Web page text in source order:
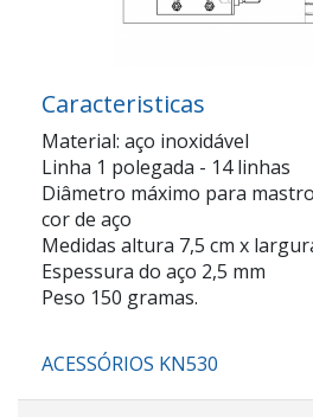
Caracteristicas
Material: aço inoxidável
Linha 1 polegada - 14 linhas
Diâmetro máximo para
cor de aço
Medidas altura 7,5 cm x
Espessura do aço 2,5 mm
Peso 150 gramas.
ACESSÓRIOS KN530